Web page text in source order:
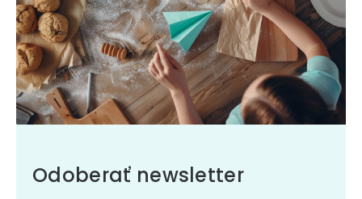
Odoberať newsletter